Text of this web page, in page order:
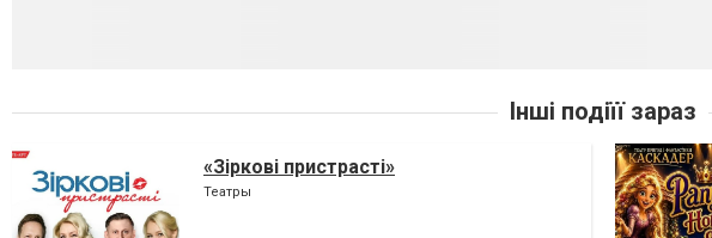
Інші подіїї зараз
«Зіркові пристрасті»
Театры